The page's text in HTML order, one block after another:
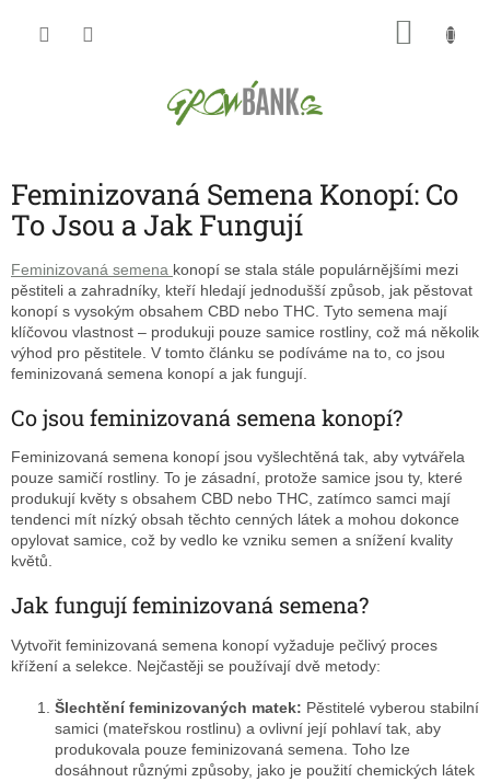
Feminizovaná Semena Konopí: Co
To Jsou a Jak Fungují
Feminizovaná semena konopí se stala stále populárnějšími mezi
pěstiteli a zahradníky, kteří hledají jednodušší způsob, jak pěstovat
konopí s vysokým obsahem CBD nebo THC. Tyto semena mají
klíčovou vlastnost – produkuji pouze samice rostliny, což má několik
výhod pro pěstitele. V tomto článku se podíváme na to, co jsou
feminizovaná semena konopí a jak fungují.
Co jsou feminizovaná semena konopí?
Feminizovaná semena konopí jsou vyšlechtěná tak, aby vytvářela
pouze samičí rostliny. To je zásadní, protože samice jsou ty, které
produkují květy s obsahem CBD nebo THC, zatímco samci mají
tendenci mít nízký obsah těchto cenných látek a mohou dokonce
opylovat samice, což by vedlo ke vzniku semen a snížení kvality
květů.
Jak fungují feminizovaná semena?
Vytvořit feminizovaná semena konopí vyžaduje pečlivý proces
křížení a selekce. Nejčastěji se používají dvě metody:
Šlechtění feminizovaných matek: Pěstitelé vyberou stabilní
samici (mateřskou rostlinu) a ovlivní její pohlaví tak, aby
produkovala pouze feminizovaná semena. Toho lze
dosáhnout různými způsoby, jako je použití chemických látek